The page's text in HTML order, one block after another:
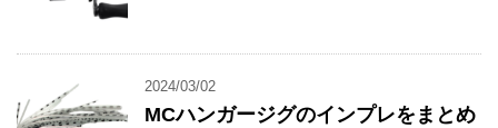
2024/03/02
MCハンガージグのインプレをまとめ